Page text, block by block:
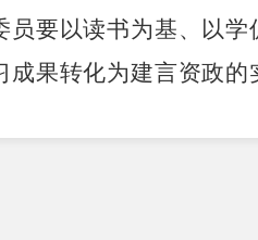
要以读书为基、以学
成果转化为建言资政的